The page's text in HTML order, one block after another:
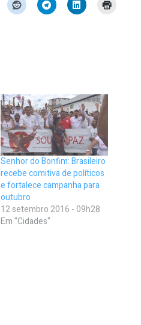
Senhor do Bonfim: Brasileiro
recebe comitiva de políticos
e fortalece campanha para
outubro
12 setembro 2016 - 09h28
Em "Cidades"